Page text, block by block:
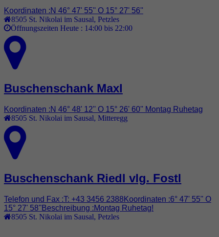
Koordinaten :N 46° 47' 55'' O 15° 27' 56''
8505 St. Nikolai im Sausal, Petzles
Öffnungszeiten Heute : 14:00 bis 22:00
Buschenschank Maxl
Koordinaten :N 46° 48' 12'' O 15° 26' 60'' Montag Ruhetag
8505 St. Nikolai im Sausal Mitteregg
Buschenschank Riedl vlg. Fostl
Telefon und Fax :T: +43 3456 2388Koordinaten :6° 47' 55'' O
15° 27' 58''Beschreibung :Montag Ruhetag!
8505 St. Nikolai im Sausal Petzles